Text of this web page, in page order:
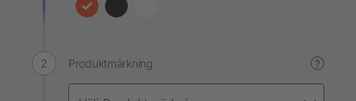
Produktmärkning ?